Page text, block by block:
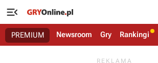

PREMIUM Newsroom Gry Rankingi